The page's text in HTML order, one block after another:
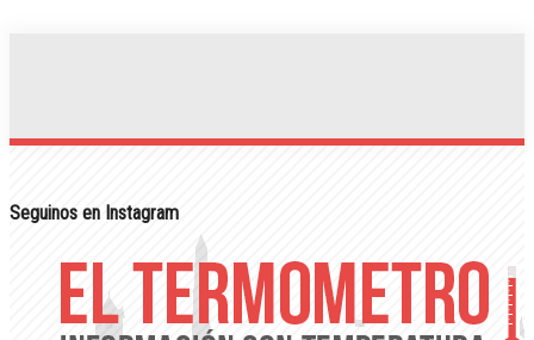
Seguinos en Instagram